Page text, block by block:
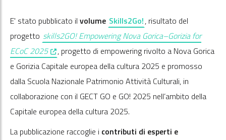
E' stato pubblicato il volume Skills2Go!, risultato del
progetto skills2GO! Empowering Nova Gorica–Gorizia for
ECoC 2025, opens in a new window
, progetto di empowering rivolto a Nova Gorica
e Gorizia Capitale europea della cultura 2025 e promosso
dalla Scuola Nazionale Patrimonio Attività Culturali, in
collaborazione con il GECT GO e GO! 2025 nell’ambito della
Capitale europea della cultura 2025.
La pubblicazione raccoglie i contributi di esperti e